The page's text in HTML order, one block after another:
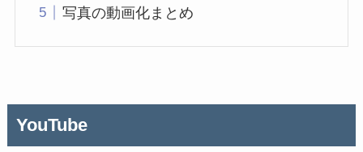
写真の動画化まとめ
YouTube